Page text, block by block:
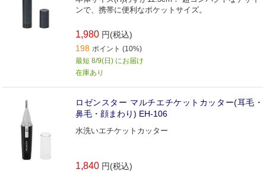
ンで、携帯に便利なポケットサイズ。
1,980 円(税込)
198 ポイント (10%)
最短 8/9(日) にお届け
在庫あり
ロゼンスター マルチエチケットカッター(耳毛・
鼻毛・顔まわり) EH-106
水洗いエチケットカッター
1,840 円(税込)